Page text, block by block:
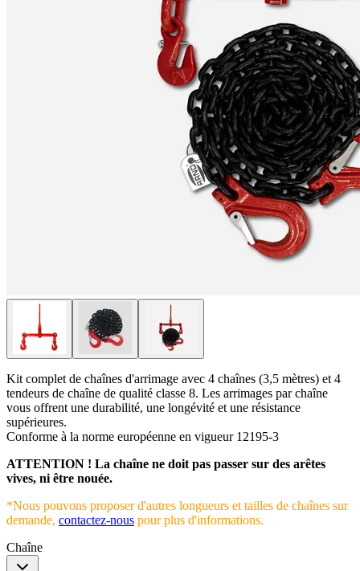
Kit complet de chaînes d'arrimage avec 4 chaînes (3,5 mètres) et 4
tendeurs de chaîne de qualité classe 8. Les arrimages par chaîne
vous offrent une durabilité, une longévité et une résistance
supérieures.
Conforme à la norme européenne en vigueur 12195-3
ATTENTION ! La chaîne ne doit pas passer sur des arêtes
vives, ni être nouée.
*Nous pouvons proposer d'autres longueurs et tailles de chaînes sur
demande, contactez-nous pour plus d'informations.
Chaîne